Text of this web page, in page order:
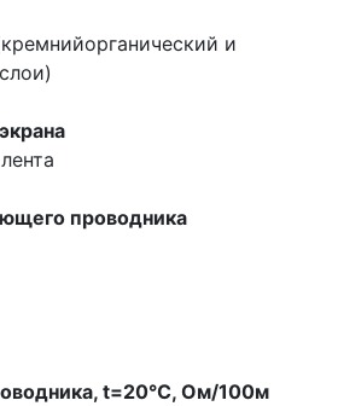
и
проводника
t=20°С, Ом/100м